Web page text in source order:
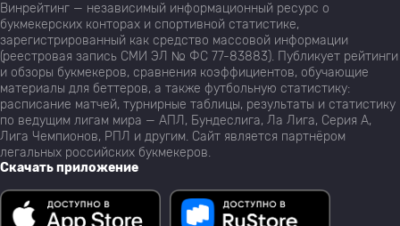
Винрейтинг — независимый информационный ресурс о
букмекерских конторах и спортивной статистике,
зарегистрированный как средство массовой информации
(реестровая запись СМИ ЭЛ № ФС 77-83883). Публикует рейтинги
и обзоры букмекеров, сравнения коэффициентов, обучающие
материалы для беттеров, а также футбольную статистику:
расписание матчей, турнирные таблицы, результаты и статистику
по ведущим лигам мира — АПЛ, Бундеслига, Ла Лига, Серия А,
Лига Чемпионов, РПЛ и другим. Сайт является партнёром
легальных российских букмекеров.
Скачать приложение